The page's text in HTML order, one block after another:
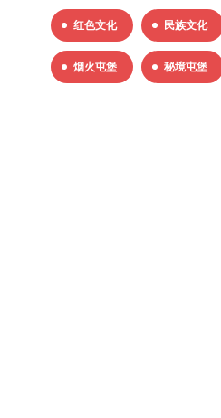
红色文化 民族文化
烟火屯堡 秘境屯堡